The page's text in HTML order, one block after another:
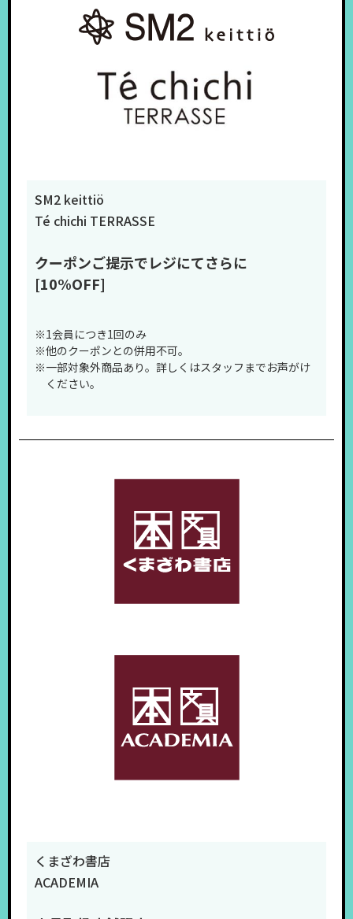
SM2 keittiö
Té chichi TERRASSE
クーポンご提示でレジにてさらに
[10%OFF]
※1会員につき1回のみ
※他のクーポンとの併用不可。
※一部対象外商品あり。詳しくはスタッフまでお声がけ
ください。
くまざわ書店
ACADEMIA